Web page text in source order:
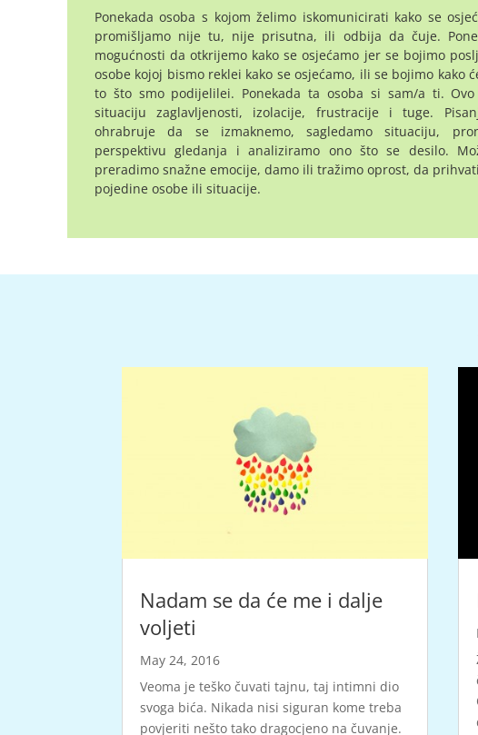
Ponekada osoba s kojom želimo iskomunicirati kako se
promišljamo nije tu, nije prisutna, ili odbija da čuje.
mogućnosti da otkrijemo kako se osjećamo jer se bojimo
osobe kojoj bismo reklei kako se osjećamo, ili se bojimo kako
to što smo podijelilei. Ponekada ta osoba si sam/a ti.
situaciju zaglavljenosti, izolacije, frustracije i tuge.
ohrabruje da se izmaknemo, sagledamo situaciju,
perspektivu gledanja i analiziramo ono što se desilo.
preradimo snažne emocije, damo ili tražimo oprost, da
pojedine osobe ili situacije.
Nadam se da će me i dalje
voljeti
May 24, 2016
Veoma je teško čuvati tajnu, taj intimni dio
svoga bića. Nikada nisi siguran kome treba
povjeriti nešto tako dragocjeno na čuvanje.